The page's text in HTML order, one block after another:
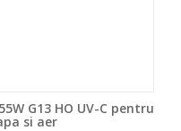
G13 HO UV-C pentru
si aer